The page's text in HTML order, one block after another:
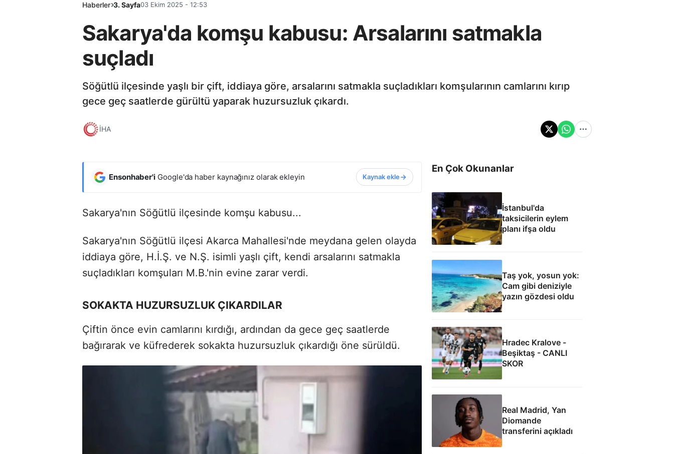
Haberler 3. Sayfa03 Ekim 2025 - 12:53
Sakarya'da komşu kabusu: Arsalarını satmakla
suçladı
Söğütlü ilçesinde yaşlı bir çift, iddiaya göre, arsalarını satmakla suçladıkları komşularının camlarını kırıp
gece geç saatlerde gürültü yaparak huzursuzluk çıkardı.
İHA
Ensonhaber'i Google'da haber kaynağınız olarak ekleyin Kaynak ekle
Sakarya'nın Söğütlü ilçesinde komşu kabusu...
Sakarya'nın Söğütlü ilçesi Akarca Mahallesi'nde meydana gelen olayda
iddiaya göre, H.İ.Ş. ve N.Ş. isimli yaşlı çift, kendi arsalarını satmakla
suçladıkları komşuları M.B.'nin evine zarar verdi.
SOKAKTA HUZURSUZLUK ÇIKARDILAR
Çiftin önce evin camlarını kırdığı, ardından da gece geç saatlerde
bağırarak ve küfrederek sokakta huzursuzluk çıkardığı öne sürüldü.
En Çok Okunanlar
İstanbul'da
taksicilerin eylem
planı ifşa oldu
Taş yok, yosun yok:
Cam gibi deniziyle
yazın gözdesi oldu
Hradec Kralove -
Beşiktaş - CANLI
SKOR
Real Madrid, Yan
Diomande
transferini açıkladı